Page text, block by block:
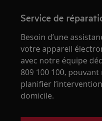
Service de
Besoin d’une
votre appareil
avec notre équipe
809 100 100,
planifier
domicile.